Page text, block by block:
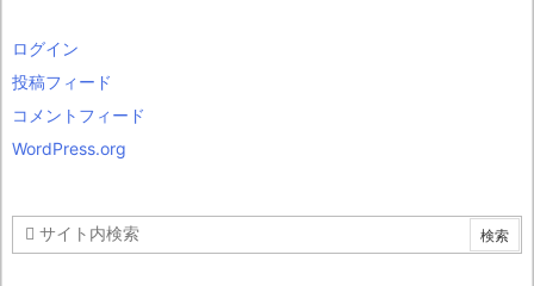
ログイン
投稿フィード
コメントフィード
WordPress.org